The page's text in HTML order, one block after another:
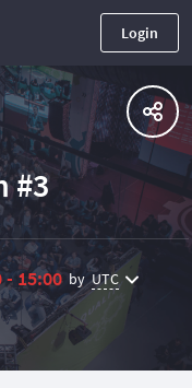
Login
#3
- 15:00 by UTC